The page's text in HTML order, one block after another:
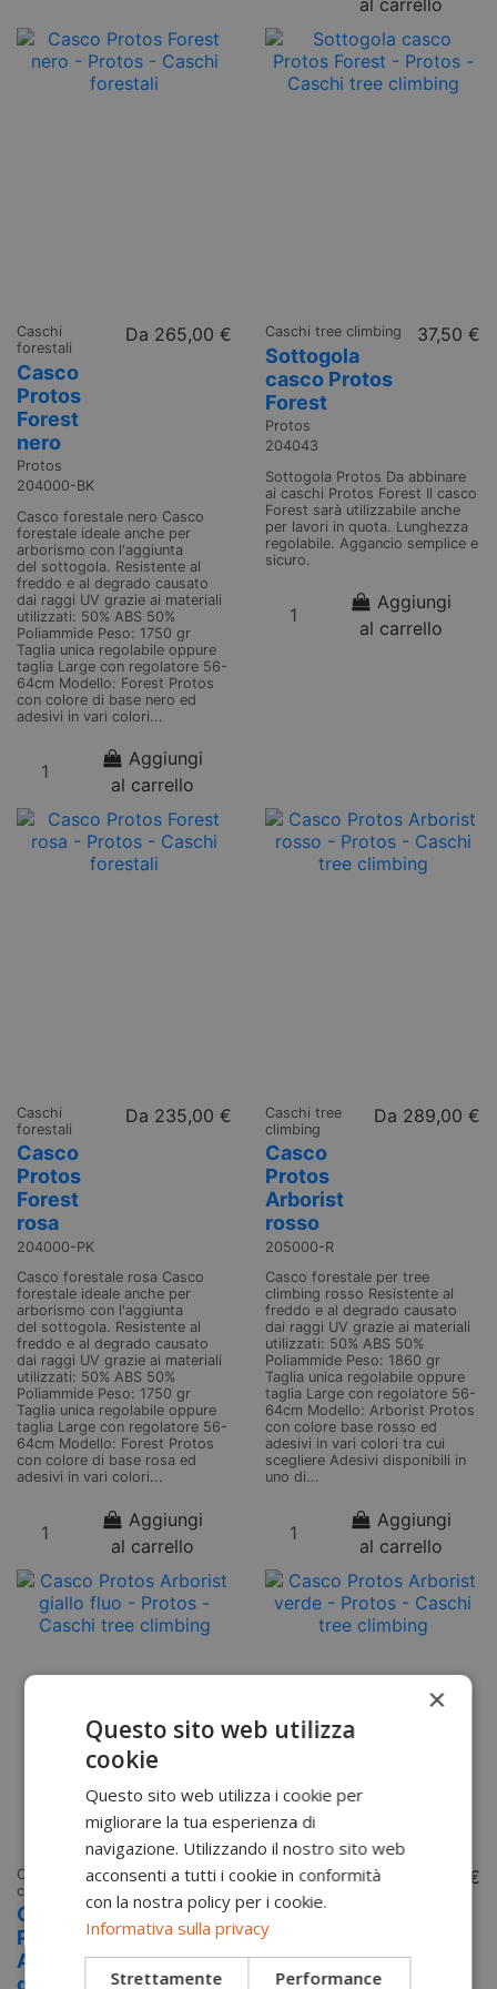
Caschi
forestali
Casco
Protos
Forest
nero
Protos
204000-BK
Da 265,00 €
Casco forestale nero Casco
forestale ideale anche per
arborismo con l'aggiunta
del sottogola. Resistente al
freddo e al degrado causato
dai raggi UV grazie ai materiali
utilizzati: 50% ABS 50%
Poliammide Peso: 1750 gr
Taglia unica regolabile oppure
taglia Large con regolatore 56-
64cm Modello: Forest Protos
con colore di base nero ed
adesivi in vari colori...
Aggiungi
al carrello
Caschi tree climbing
Sottogola
casco Protos
Forest
Protos
204043
37,50 €
Sottogola Protos Da abbinare
ai caschi Protos Forest Il casco
Forest sarà utilizzabile anche
per lavori in quota. Lunghezza
regolabile. Aggancio semplice e
sicuro.
Aggiungi
al carrello
Caschi
forestali
Casco
Protos
Forest
rosa
204000-PK
Da 235,00 €
Casco forestale rosa Casco
forestale ideale anche per
arborismo con l'aggiunta
del sottogola. Resistente al
freddo e al degrado causato
dai raggi UV grazie ai materiali
utilizzati: 50% ABS 50%
Poliammide Peso: 1750 gr
Taglia unica regolabile oppure
taglia Large con regolatore 56-
64cm Modello: Forest Protos
con colore di base rosa ed
adesivi in vari colori...
Aggiungi
al carrello
Caschi tree
climbing
Casco
Protos
Arborist
rosso
205000-R
Da 289,00 €
Casco forestale per tree
climbing rosso Resistente al
freddo e al degrado causato
dai raggi UV grazie ai materiali
utilizzati: 50% ABS 50%
Poliammide Peso: 1860 gr
Taglia unica regolabile oppure
taglia Large con regolatore 56-
64cm Modello: Arborist Protos
con colore base rosso ed
adesivi in vari colori tra cui
scegliere Adesivi disponibili in
uno di...
Aggiungi
al carrello
Caschi tree
climbing
Casco
Protos
Arborist
giallo fluo
Da289,00 €
Caschi tree
Casco
Protos
Arborist
verde
Da 309,00 €
×
Questo sito web utilizza
cookie
Questo sito web utilizza i cookie per
migliorare la tua esperienza di
navigazione. Utilizzando il nostro sito web
acconsenti a tutti i cookie in conformità
con la nostra policy per i cookie.
Informativa sulla privacy
Strettamente
Performance